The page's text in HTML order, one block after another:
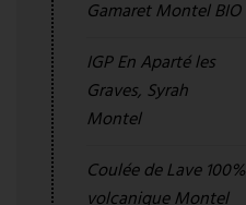
Gamaret Montel BIO
IGP En Aparté les
Graves, Syrah
Montel
Coulée de Lave 100%